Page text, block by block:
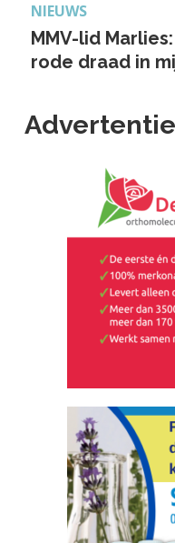
NIEUWS
MMV-lid
rode draad in